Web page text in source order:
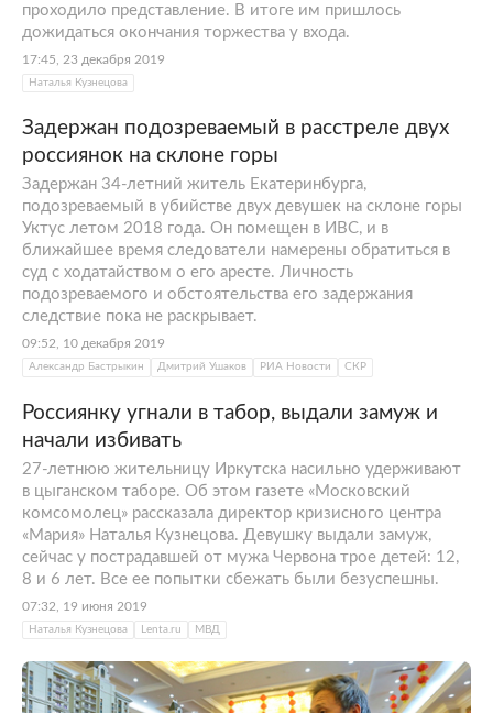
проходило представление. В итоге им пришлось
дожидаться окончания торжества у входа.
17:45, 23 декабря 2019
Наталья Кузнецова
Задержан подозреваемый в расстреле двух
россиянок на склоне горы
Задержан 34-летний житель Екатеринбурга,
подозреваемый в убийстве двух девушек на склоне горы
Уктус летом 2018 года. Он помещен в ИВС, и в
ближайшее время следователи намерены обратиться в
суд с ходатайством о его аресте. Личность
подозреваемого и обстоятельства его задержания
следствие пока не раскрывает.
09:52, 10 декабря 2019
Александр Бастрыкин Дмитрий Ушаков РИА Новости СКР
Россиянку угнали в табор, выдали замуж и
начали избивать
27-летнюю жительницу Иркутска насильно удерживают
в цыганском таборе. Об этом газете «Московский
комсомолец» рассказала директор кризисного центра
«Мария» Наталья Кузнецова. Девушку выдали замуж,
сейчас у пострадавшей от мужа Червона трое детей: 12,
8 и 6 лет. Все ее попытки сбежать были безуспешны.
07:32, 19 июня 2019
Наталья Кузнецова Lenta.ru МВД